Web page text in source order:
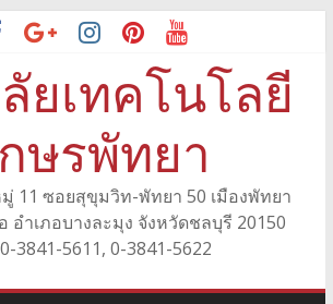
ยเทคโนโลยี
ษรพัทยา
11 ซอยสุขุมวิท-พัทยา 50 เมืองพัทยา
อำเภอบางละมุง จังหวัดชลบุรี 20150
3841-5611, 0-3841-5622